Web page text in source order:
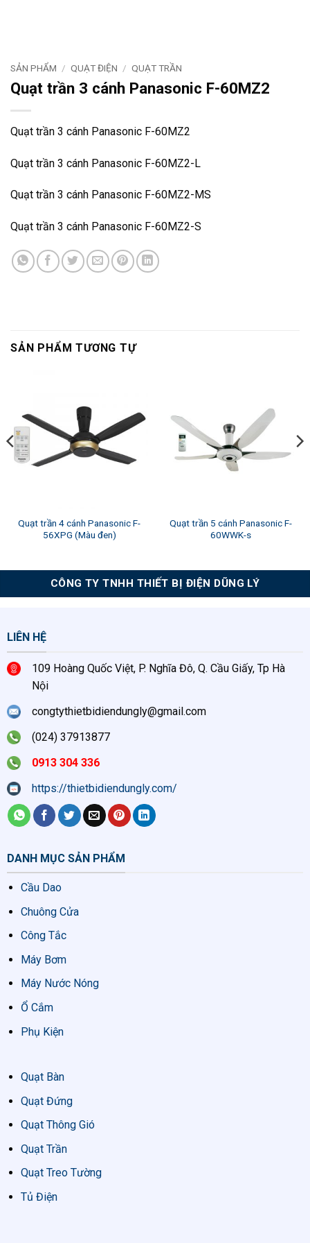
SẢN PHẨM / QUẠT ĐIỆN / QUẠT TRẦN
Quạt trần 3 cánh Panasonic F-60MZ2
Quạt trần 3 cánh Panasonic F-60MZ2
Quạt trần 3 cánh Panasonic F-60MZ2-L
Quạt trần 3 cánh Panasonic F-60MZ2-MS
Quạt trần 3 cánh Panasonic F-60MZ2-S
SẢN PHẨM TƯƠNG TỰ
Quạt trần 4 cánh Panasonic F-
56XPG (Màu đen)
Quạt trần 5 cánh Panasonic F-
60WWK-s
CÔNG TY TNHH THIẾT BỊ ĐIỆN DŨNG LÝ
LIÊN HỆ
109 Hoàng Quốc Việt, P. Nghĩa Đô, Q. Cầu Giấy, Tp Hà
Nội
congtythietbidiendungly@gmail.com
(024) 37913877
0913 304 336
https://thietbidiendungly.com/
DANH MỤC SẢN PHẨM
Cầu Dao
Chuông Cửa
Công Tắc
Máy Bơm
Máy Nước Nóng
Ổ Cắm
Phụ Kiện
Quạt Bàn
Quạt Đứng
Quạt Thông Gió
Quạt Trần
Quạt Treo Tường
Tủ Điện